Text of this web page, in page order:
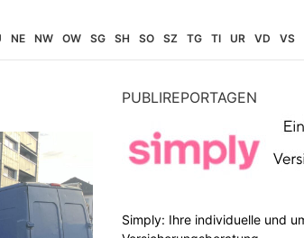
NE NW OW SG SH SO SZ TG TI UR VD VS
PUBLIREPORTAGEN
Simply: Ihre individuelle und